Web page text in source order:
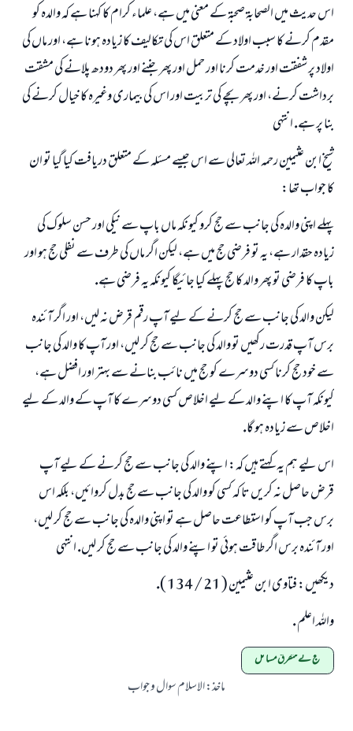
اس حديث ميں الصحابۃ صحبۃ كے معنى ميں ہے، علماء كرام كا كہنا ہے كہ والدہ كو
مقدم كرنے كا سبب اولاد كے متعلق اس كى تكاليف كا زيادہ ہونا ہے، اور ماں كى
اولاد پر شفقت اور خدمت كرنا اور حمل اور پھر جننے اور پھر دودھ پلانے كى مشقت
برداشت كرنے، اور پھر بچے كى تربيت اور اس كى بيمارى وغيرہ كا خيال كرنے كى
بنا پر ہے. انتہى
شيخ ابن عثيمين رحمہ اللہ تعالى سے اس جيسے مسئلہ كے متعلق دريافت كيا گيا تو ان
كا جواب تھا:
پہلے اپنى والدہ كى جانب سے حج كرو كيونكہ ماں باپ سے نيكى اور حسن سلوك كى
زيادہ حقدار ہے، يہ تو فرضى حج ميں ہے، ليكن اگر ماں كى طرف سے نفلى حج ہو اور
باپ كا فرضى تو پھر والد كا حج پہلے كيا جائيگا كيونكہ يہ فرضى ہے.
ليكن والد كى جانب سے حج كرنے كے ليے آپ رقم قرض نہ ليں، اور اگر آئندہ
برس آپ قدرت ركھيں تو والد كى جانب سے حج كر ليں، اور آپ كا والد كى جانب
سے خود حج كرنا كسى دوسرے كو حج ميں نائب بنانے سے بہتر اور افضل ہے،
كيونكہ آپ كا اپنے والد كے ليے اخلاص كسى دوسرے كا آپ كے والد كے ليے
اخلاص سے زيادہ ہو گا.
اس ليے ہم يہ كہتے ہيں كہ: اپنے والد كى جانب سے حج كرنے كے ليے آپ
قرض حاصل نہ كريں تا كہ كسى كو والد كى جانب سے حج بدل كروائيں، بلكہ اس
برس جب آپ كو استطاعت حاصل ہے تو اپنى والدہ كى جانب سے حج كر ليں،
اور آئندہ برس اگر طاقت ہوئى تو اپنے والد كى جانب سے حج كر ليں. انتہى
ديكھيں: فتاوى ابن عثيمين ( 21 / 134 ).
واللہ اعلم .
حج کے متفرق مسائل
ماخذ:الاسلام سوال و جواب